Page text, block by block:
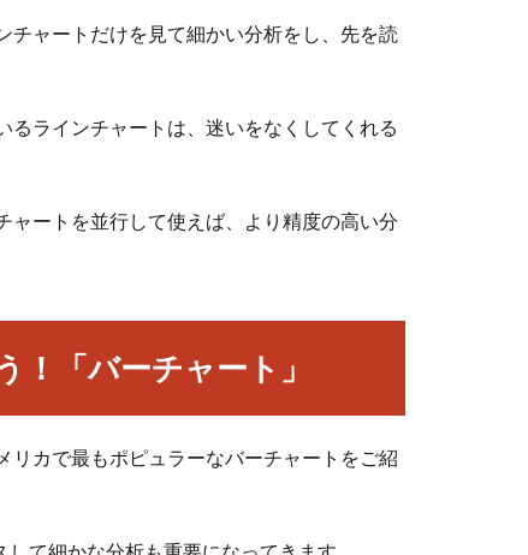
チャートだけを見て細かい分析をし、先を読
るラインチャートは、迷いをなくしてくれる
ャートを並行して使えば、より精度の高い分
！「バーチャート」
リカで最もポピュラーなバーチャートをご紹